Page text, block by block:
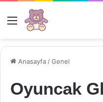
Menü
Anasayfa /Genel
Oyuncak